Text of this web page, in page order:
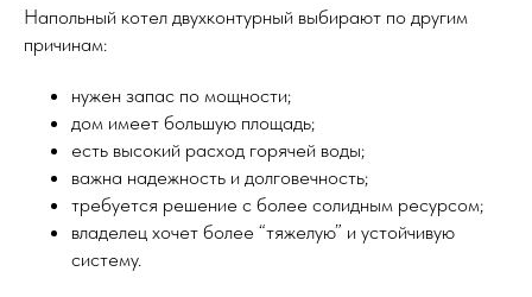
Напольный котел двухконтурный выбирают по другим
причинам:
нужен запас по мощности;
дом имеет большую площадь;
есть высокий расход горячей воды;
важна надежность и долговечность;
требуется решение с более солидным ресурсом;
владелец хочет более “тяжелую” и устойчивую
систему.